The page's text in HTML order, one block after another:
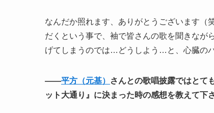
なんだか照れます、ありがとうございます（
だくという事で、袖で皆さんの歌を聞きなが
げてしまうのでは…どうしよう…と、心臓の
――平方（元基）
さんとの歌唱披露ではとて
ット大通り』に決まった時の感想を教えて下さ